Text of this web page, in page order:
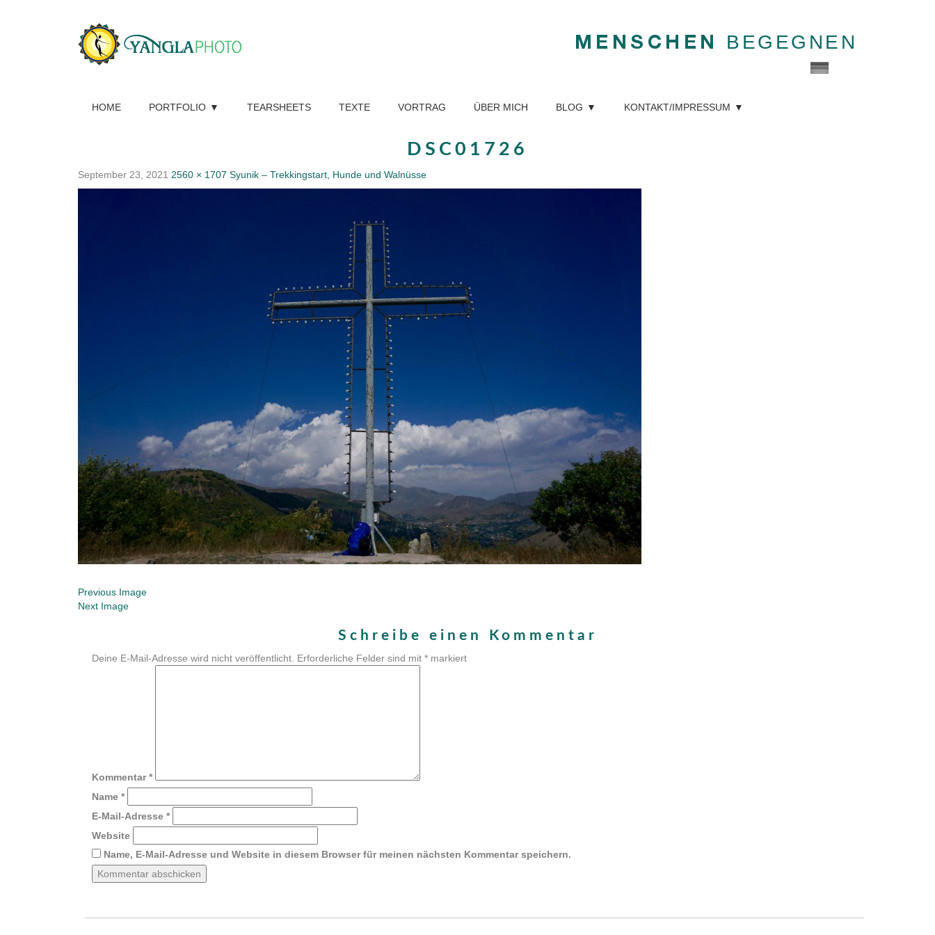
MENSCHEN BEGEGNEN
HOME PORTFOLIO TEARSHEETS TEXTE VORTRAG ÜBER MICH BLOG KONTAKT/IMPRESSUM
DSC01726
September 23, 2021 2560 × 1707 Syunik – Trekkingstart, Hunde und Walnüsse
Previous Image
Next Image
Schreibe einen Kommentar
Deine E-Mail-Adresse wird nicht veröffentlicht. Erforderliche Felder sind mit * markiert
Kommentar*
Name *
E-Mail-Adresse *
Website
Name, E-Mail-Adresse und Website in diesem Browser für meinen nächsten Kommentar speichern.